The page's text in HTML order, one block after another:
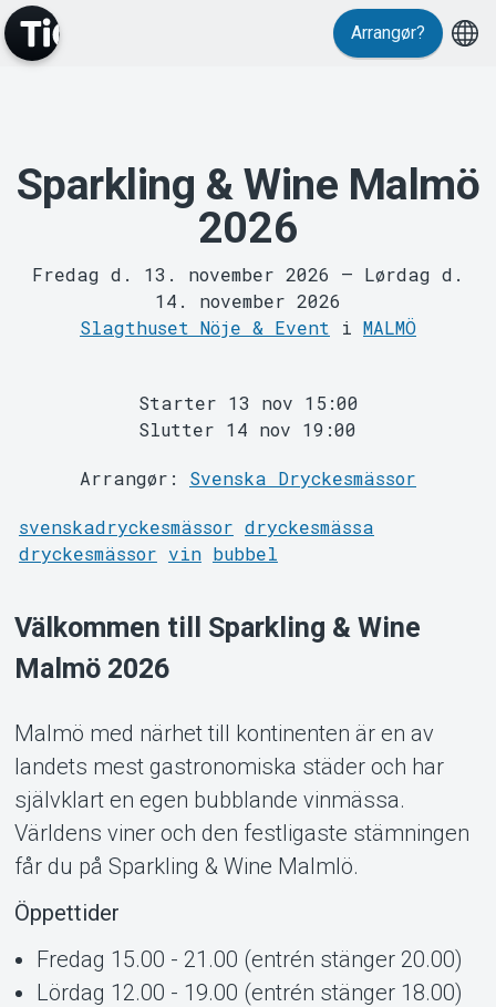
MyTickster
Support
Om Tickster
Arrangør?
Sparkling & Wine Malmö
2026
Fredag d. 13. november 2026 – Lørdag d.
14. november 2026
Slagthuset Nöje & Event i MALMÖ
Starter 13 nov 15:00
Slutter 14 nov 19:00
Arrangør: Svenska Dryckesmässor
svenskadryckesmässor dryckesmässa
dryckesmässor vin bubbel
Välkommen till Sparkling & Wine
Malmö 2026
Malmö med närhet till kontinenten är en av
landets mest gastronomiska städer och har
självklart en egen bubblande vinmässa.
Världens viner och den festligaste stämningen
får du på Sparkling & Wine Malmlö.
Öppettider
Fredag 15.00 - 21.00 (entrén stänger 20.00)
Lördag 12.00 - 19.00 (entrén stänger 18.00)